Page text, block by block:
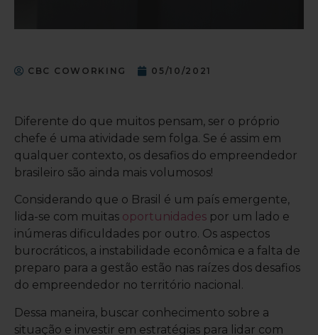
CBC COWORKING 05/10/2021
Diferente do que muitos pensam, ser o próprio
chefe é uma atividade sem folga. Se é assim em
qualquer contexto, os desafios do empreendedor
brasileiro são ainda mais volumosos!
Considerando que o Brasil é um país emergente,
lida-se com muitas oportunidades por um lado e
inúmeras dificuldades por outro. Os aspectos
burocráticos, a instabilidade econômica e a falta de
preparo para a gestão estão nas raízes dos desafios
do empreendedor no território nacional.
Dessa maneira, buscar conhecimento sobre a
situação e investir em estratégias para lidar com